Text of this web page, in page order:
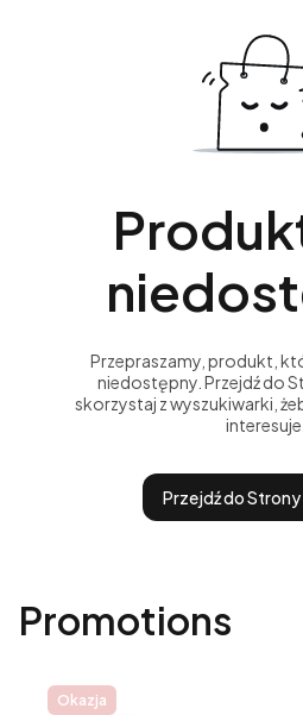
Przepraszamy, produkt,
niedostępny. Przejdź do
skorzystaj z wyszukiwarki,
interesuje.
Przejdź do
Promotions
Okazja